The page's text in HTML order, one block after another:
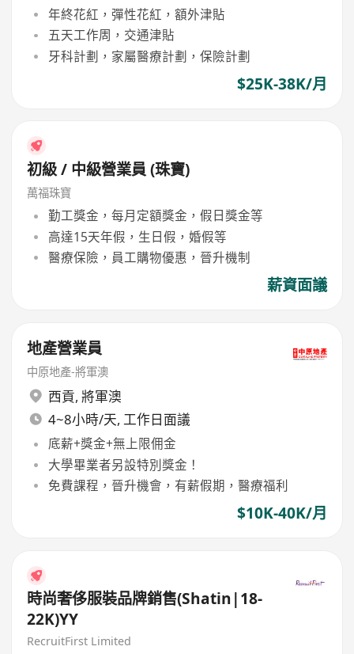
年終花紅，彈性花紅，額外津貼
五天工作周，交通津貼
牙科計劃，家屬醫療計劃，保險計劃
$25K-38K/月
初級 / 中級營業員 (珠寶)
萬福珠寶
勤工獎金，每月定額獎金，假日獎金等
高達15天年假，生日假，婚假等
醫療保險，員工購物優惠，晉升機制
薪資面議
地產營業員
中原地產-將軍澳
西貢, 將軍澳
4~8小時/天, 工作日面議
底薪+獎金+無上限佣金
大學畢業者另設特別獎金！
免費課程，晉升機會，有薪假期，醫療福利
$10K-40K/月
時尚奢侈服裝品牌銷售(Shatin|18-
22K)YY
RecruitFirst Limited